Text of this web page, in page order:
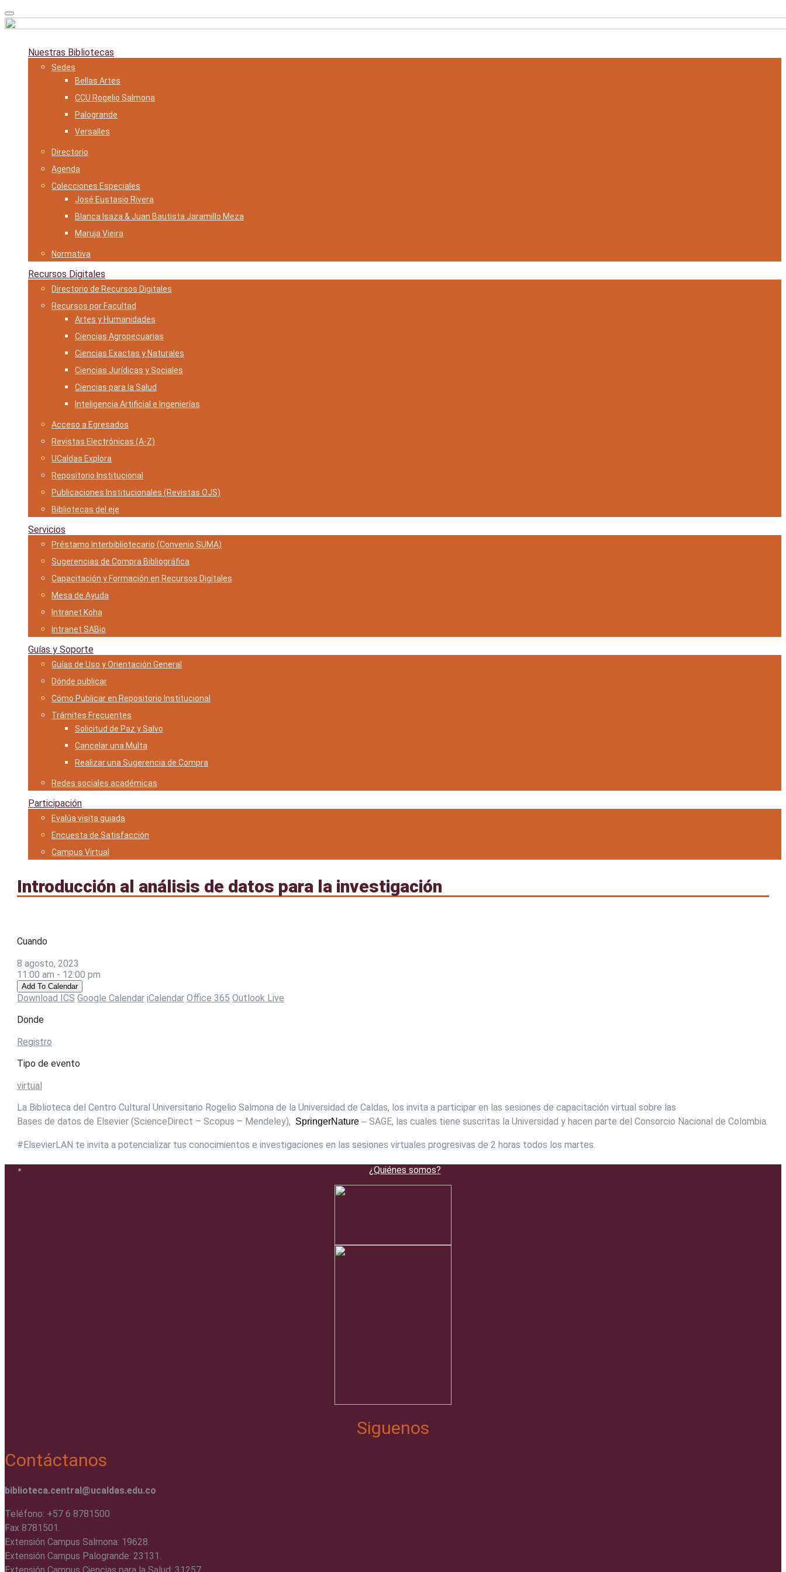
Skip
to
content
Nuestras Bibliotecas
Sedes
Bellas Artes
CCU Rogelio Salmona
Palogrande
Versalles
Directorio
Agenda
Colecciones Especiales
José Eustasio Rivera
Blanca Isaza & Juan Bautista Jaramillo Meza
Maruja Vieira
Normativa
Recursos Digitales
Directorio de Recursos Digitales
Recursos por Facultad
Artes y Humanidades
Ciencias Agropecuarias
Ciencias Exactas y Naturales
Ciencias Jurídicas y Sociales
Ciencias para la Salud
Inteligencia Artificial e Ingenierías
Acceso a Egresados
Revistas Electrónicas (A-Z)
UCaldas Explora
Repositorio Institucional
Publicaciones Institucionales (Revistas OJS)
Bibliotecas del eje
Servicios
Préstamo Interbibliotecario (Convenio SUMA)
Sugerencias de Compra Bibliográfica
Capacitación y Formación en Recursos Digitales
Mesa de Ayuda
Intranet Koha
Intranet SABio
Guías y Soporte
Guías de Uso y Orientación General
Dónde publicar
Cómo Publicar en Repositorio Institucional
Trámites Frecuentes
Solicitud de Paz y Salvo
Cancelar una Multa
Realizar una Sugerencia de Compra
Redes sociales académicas
Participación
Evalúa visita guiada
Encuesta de Satisfacción
Campus Virtual
Introducción al análisis de datos para la investigación
Cuando
8 agosto, 2023
11:00 am - 12:00 pm
Add To Calendar
Download ICS Google Calendar iCalendar Office 365 Outlook Live
Donde
Registro
Tipo de evento
virtual
La Biblioteca del Centro Cultural Universitario Rogelio Salmona de la Universidad de Caldas, los invita a participar en las sesiones de capacitación virtual sobre las
Bases de datos de Elsevier (ScienceDirect – Scopus – Mendeley), SpringerNature – SAGE, las cuales tiene suscritas la Universidad y hacen parte del Consorcio Nacional de Colombia.
#ElsevierLAN te invita a potencializar tus conocimientos e investigaciones en las sesiones virtuales progresivas de 2 horas todos los martes.
¿Quiénes somos?
Siguenos
Contáctanos
biblioteca.central@ucaldas.edu.co
Teléfono: +57 6 8781500
Fax 8781501.
Extensión Campus Salmona: 19628.
Extensión Campus Palogrande: 23131.